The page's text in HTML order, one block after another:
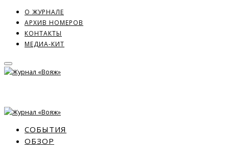
О ЖУРНАЛЕ
АРХИВ НОМЕРОВ
КОНТАКТЫ
МЕДИА-КИТ
СОБЫТИЯ
ОБЗОР